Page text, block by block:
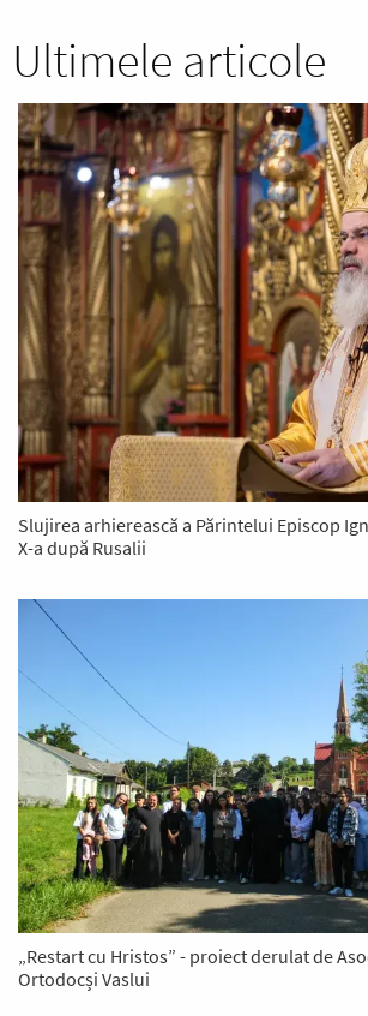
Ultimele articole
Slujirea arhierească a Părintelui Episcop
X-a după Rusalii
„Restart cu Hristos” - proiect derulat de
Ortodocși Vaslui